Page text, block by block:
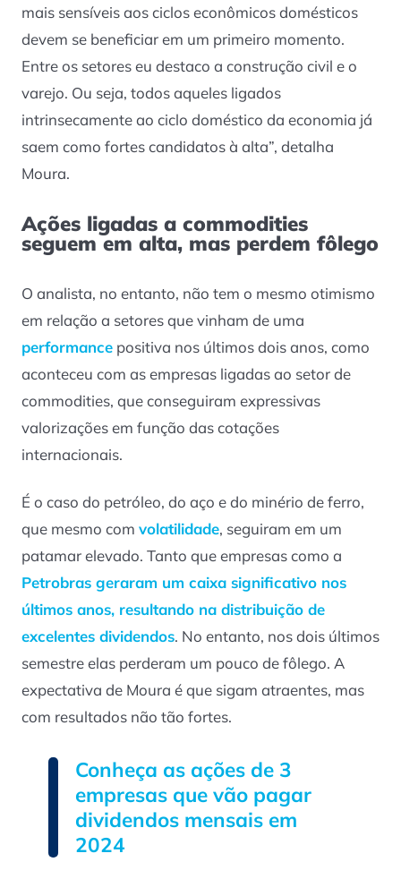
mais sensíveis aos ciclos econômicos domésticos
devem se beneficiar em um primeiro momento.
Entre os setores eu destaco a construção civil e o
varejo. Ou seja, todos aqueles ligados
intrinsecamente ao ciclo doméstico da economia já
saem como fortes candidatos à alta”, detalha
Moura.
Ações ligadas a commodities
seguem em alta, mas perdem fôlego
O analista, no entanto, não tem o mesmo otimismo
em relação a setores que vinham de uma
performance positiva nos últimos dois anos, como
aconteceu com as empresas ligadas ao setor de
commodities, que conseguiram expressivas
valorizações em função das cotações
internacionais.
É o caso do petróleo, do aço e do minério de ferro,
que mesmo com volatilidade, seguiram em um
patamar elevado. Tanto que empresas como a
Petrobras geraram um caixa significativo nos
últimos anos, resultando na distribuição de
excelentes dividendos. No entanto, nos dois últimos
semestre elas perderam um pouco de fôlego. A
expectativa de Moura é que sigam atraentes, mas
com resultados não tão fortes.
Conheça as ações de 3
empresas que vão pagar
dividendos mensais em
2024